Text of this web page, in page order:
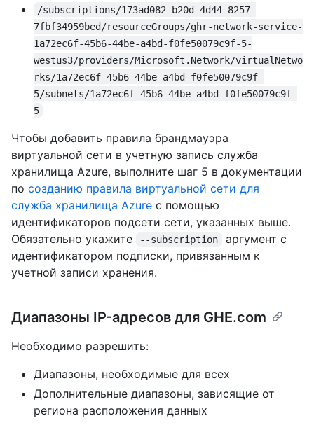
/subscriptions/173ad082-b20d-4d44-8257-
7fbf34959bed/resourceGroups/ghr-network-service-
1a72ec6f-45b6-44be-a4bd-f0fe50079c9f-5-
westus3/providers/Microsoft.Network/virtualNetwo
rks/1a72ec6f-45b6-44be-a4bd-f0fe50079c9f-
5/subnets/1a72ec6f-45b6-44be-a4bd-f0fe50079c9f-
5
Чтобы добавить правила брандмауэра
виртуальной сети в учетную запись служба
хранилища Azure, выполните шаг 5 в документации
по созданию правила виртуальной сети для
служба хранилища Azure с помощью
идентификаторов подсети сети, указанных выше.
Обязательно укажите
--subscription
аргумент с
идентификатором подписки, привязанным к
учетной записи хранения.
Диапазоны IP-адресов для GHE.com
Необходимо разрешить:
Диапазоны, необходимые для всех
Дополнительные диапазоны, зависящие от
региона расположения данных